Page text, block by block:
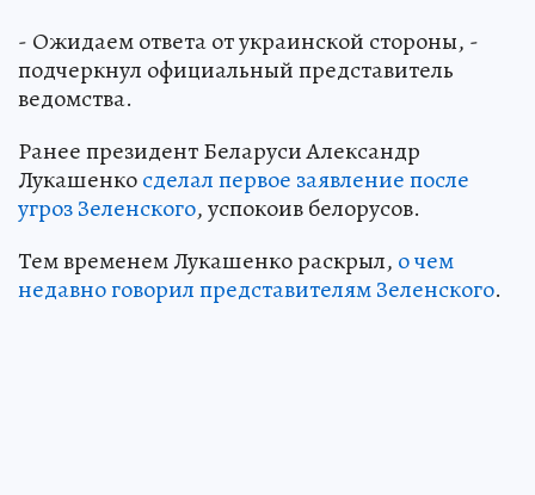
- Ожидаем ответа от украинской стороны, -
подчеркнул официальный представитель
ведомства.
Ранее президент Беларуси Александр
Лукашенкосделал первое заявление после
угроз Зеленского, успокоив белорусов.
Тем временем Лукашенко раскрыл, о чем
недавно говорил представителям Зеленского.